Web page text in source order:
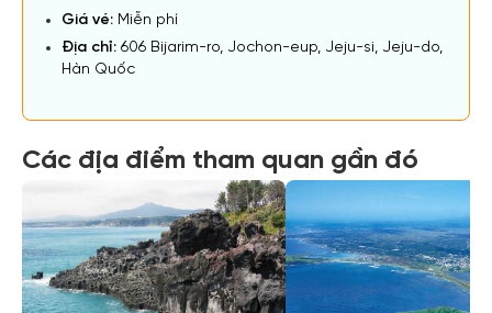
Giá vé: Miễn phí
Địa chỉ: 606 Bijarim-ro, Jochon-eup, Jeju-si, Jeju-do,
Hàn Quốc
Các địa điểm tham quan gần đó